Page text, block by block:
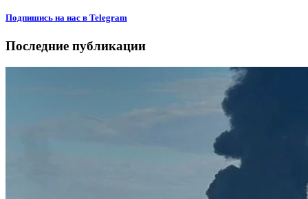
Подпишиcь на нас в Telegram
Последние публикации